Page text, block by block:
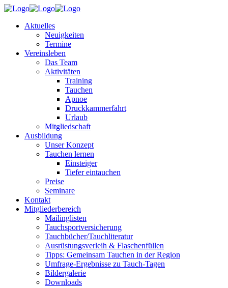
Aktuelles
Neuigkeiten
Termine
Vereinsleben
Das Team
Aktivitäten
Training
Tauchen
Apnoe
Druckkammerfahrt
Urlaub
Mitgliedschaft
Ausbildung
Unser Konzept
Tauchen lernen
Einsteiger
Tiefer eintauchen
Preise
Seminare
Kontakt
Mitgliederbereich
Mailinglisten
Tauchsportversicherung
Tauchbücher/Tauchliteratur
Ausrüstungsverleih & Flaschenfüllen
Tipps: Gemeinsam Tauchen in der Region
Umfrage-Ergebnisse zu Tauch-Tagen
Bildergalerie
Downloads